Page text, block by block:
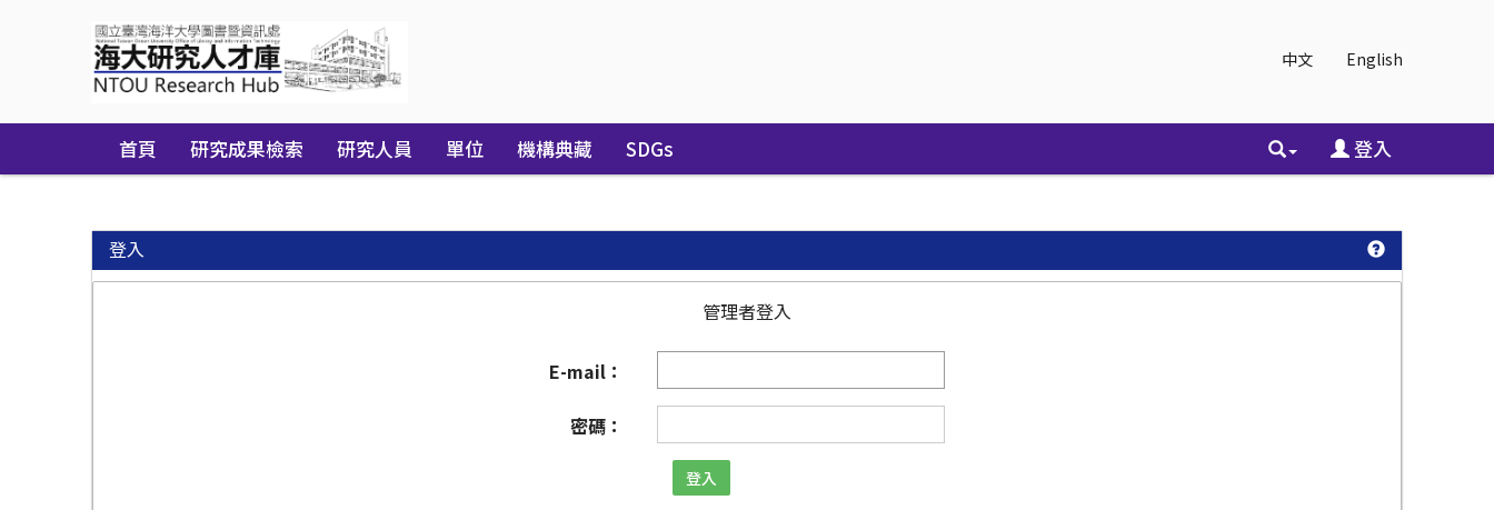
中文 English
首頁 研究成果檢索 研究人員 單位 機構典藏 SDGs 登入
登入
管理者登入
E-mail：
密碼：